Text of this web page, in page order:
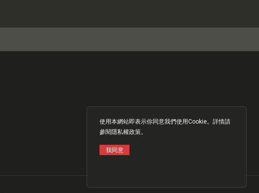
使用本網站即表示你同意我們使用Cookie。詳情請
參閱隱私權政策。
我同意